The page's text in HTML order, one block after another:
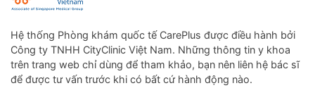
Hệ thống Phòng khám quốc tế CarePlus được điều hành bởi
Công ty TNHH CityClinic Việt Nam. Những thông tin y khoa
trên trang web chỉ dùng để tham khảo, bạn nên liên hệ bác sĩ
để được tư vấn trước khi có bất cứ hành động nào.